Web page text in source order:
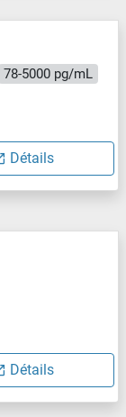
78-5000 pg/mL
Détails
Détails